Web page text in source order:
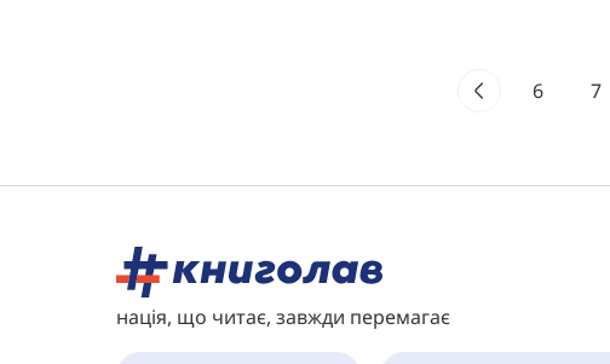
6 7
нація, що читає, завжди перемагає